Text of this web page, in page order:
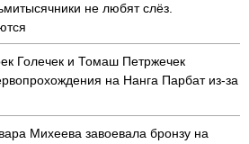
не любят слёз.
Голечек и Томаш Петржечек
на Нанга Парбат из-за
Михеева завоевала бронзу на